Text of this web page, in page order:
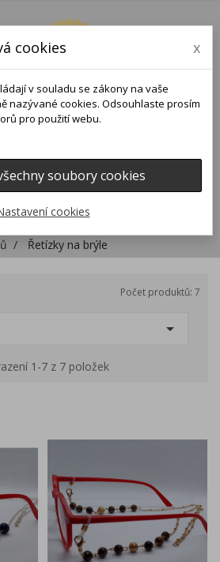
Řetízky na brýle
Počet produktů: 7

1-7 z 7 položek
cookies x
v souladu se zákony na vaše
nazývané cookies. Odsouhlaste prosím
pro použití webu.
soubory cookies
cookies